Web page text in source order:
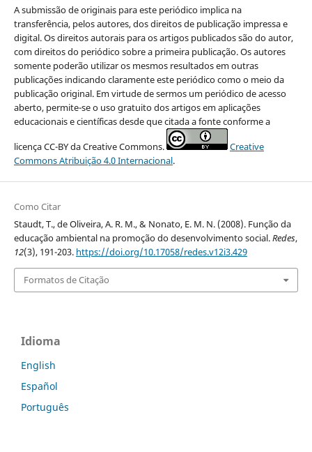
A submissão de originais para este periódico implica na
transferência, pelos autores, dos direitos de publicação impressa e
digital. Os direitos autorais para os artigos publicados são do autor,
com direitos do periódico sobre a primeira publicação. Os autores
somente poderão utilizar os mesmos resultados em outras
publicações indicando claramente este periódico como o meio da
publicação original. Em virtude de sermos um periódico de acesso
aberto, permite-se o uso gratuito dos artigos em aplicações
educacionais e científicas desde que citada a fonte conforme a
licença CC-BY da Creative Commons.
Creative
Commons Atribuição 4.0 Internacional.
Como Citar
Staudt, T., de Oliveira, A. R. M., & Nonato, E. M. N. (2008). Função da
educação ambiental na promoção do desenvolvimento social.Redes,
12(3), 191-203. https://doi.org/10.17058/redes.v12i3.429
Formatos de Citação
Idioma
English
Español
Português